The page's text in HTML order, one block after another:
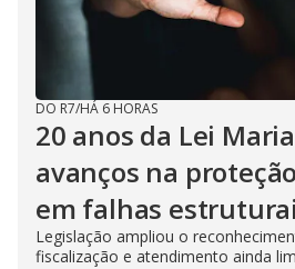
DO R7/HÁ 6 HORAS
20 anos da Lei
avanços na
em falhas
Legislação ampliou o
fiscalização e atendimento ainda